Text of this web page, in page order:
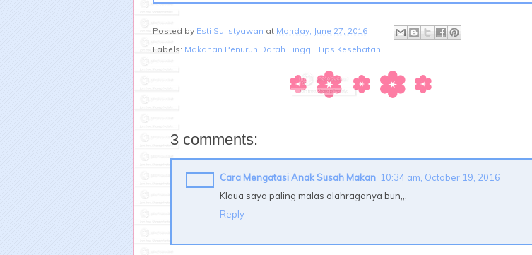
Posted by Esti Sulistyawan at Monday, June 27, 2016
Labels: Makanan Penurun Darah Tinggi Tips Kesehatan
3 comments:
Cara Mengatasi Anak Susah Makan 10:34 am, October 19, 2016
Klaua saya paling malas olahraganya bun,,,
Reply